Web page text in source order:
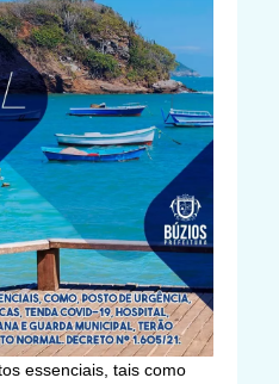
essenciais, tais como